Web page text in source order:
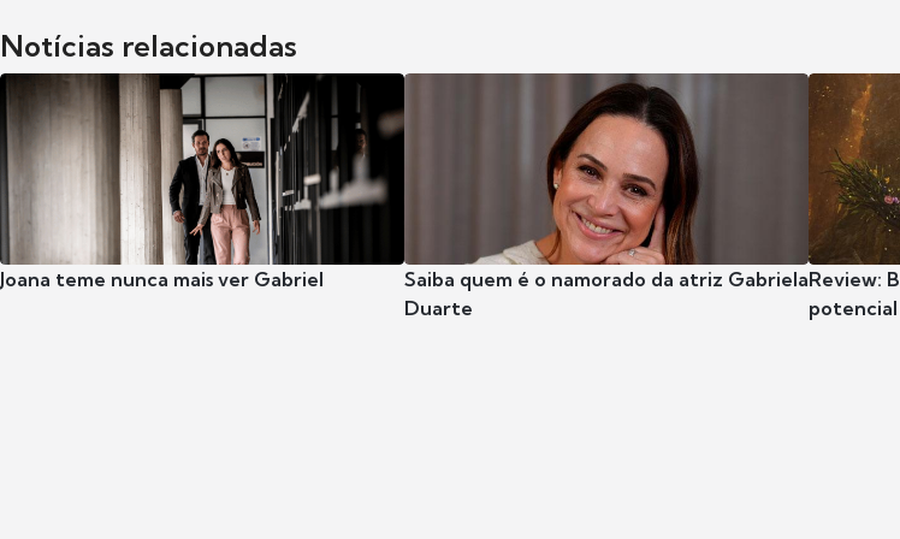
Notícias relacionadas
Joana teme nunca mais ver Gabriel
Saiba quem é o namorado da atriz Gabriela
Duarte
Review:
potencial